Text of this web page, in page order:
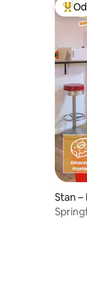
Stan –